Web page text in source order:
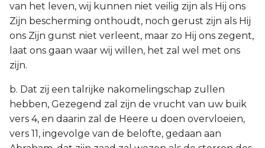
van het leven, wij kunnen niet veilig zijn als Hij ons
Zijn bescherming onthoudt, noch gerust zijn als Hij
ons Zijn gunst niet verleent, maar zo Hij ons zegent,
laat ons gaan waar wij willen, het zal wel met ons
zijn.
b. Dat zij een talrijke nakomelingschap zullen
hebben, Gezegend zal zijn de vrucht van uw buik
vers 4, en daarin zal de Heere u doen overvloeien,
vers 11, ingevolge van de belofte, gedaan aan